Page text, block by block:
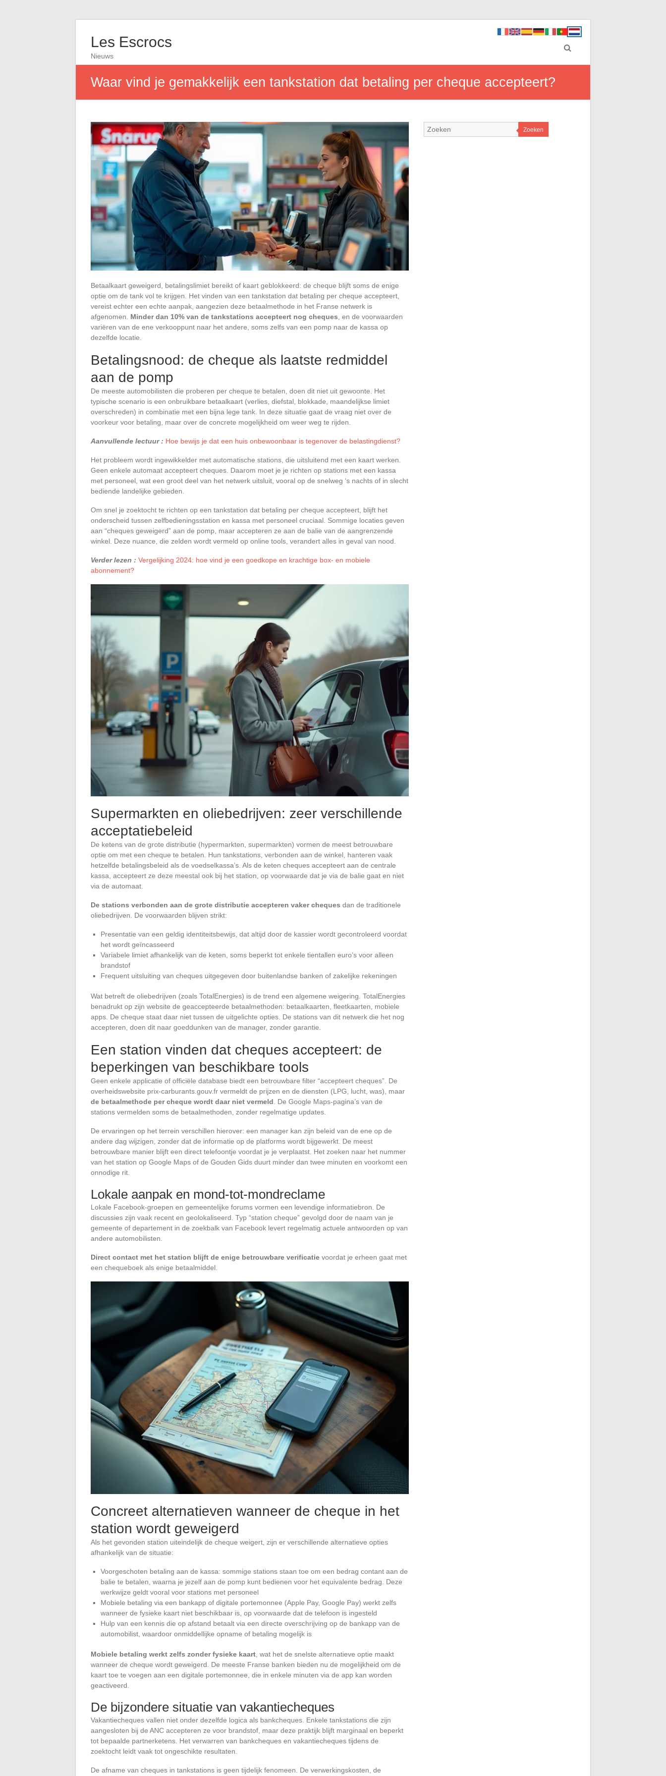
Les Escrocs
Nieuws
Waar vind je gemakkelijk een tankstation dat betaling per cheque accepteert?
Betaalkaart geweigerd, betalingslimiet bereikt of kaart geblokkeerd: de cheque blijft soms de enige
optie om de tank vol te krijgen. Het vinden van een tankstation dat betaling per cheque accepteert,
vereist echter een echte aanpak, aangezien deze betaalmethode in het Franse netwerk is
afgenomen. Minder dan 10% van de tankstations accepteert nog cheques , en de voorwaarden
variëren van de ene verkooppunt naar het andere, soms zelfs van een pomp naar de kassa op
dezelfde locatie.
Betalingsnood: de cheque als laatste redmiddel
aan de pomp
De meeste automobilisten die proberen per cheque te betalen, doen dit niet uit gewoonte. Het
typische scenario is een onbruikbare betaalkaart (verlies, diefstal, blokkade, maandelijkse limiet
overschreden) in combinatie met een bijna lege tank. In deze situatie gaat de vraag niet over de
voorkeur voor betaling, maar over de concrete mogelijkheid om weer weg te rijden.
Aanvullende lectuur : Hoe bewijs je dat een huis onbewoonbaar is tegenover de belastingdienst?
Het probleem wordt ingewikkelder met automatische stations, die uitsluitend met een kaart werken.
Geen enkele automaat accepteert cheques. Daarom moet je je richten op stations met een kassa
met personeel, wat een groot deel van het netwerk uitsluit, vooral op de snelweg ‘s nachts of in slecht
bediende landelijke gebieden.
Om snel je zoektocht te richten op een tankstation dat betaling per cheque accepteert, blijft het
onderscheid tussen zelfbedieningsstation en kassa met personeel cruciaal. Sommige locaties geven
aan “cheques geweigerd” aan de pomp, maar accepteren ze aan de balie van de aangrenzende
winkel. Deze nuance, die zelden wordt vermeld op online tools, verandert alles in geval van nood.
Verder lezen : Vergelijking 2024: hoe vind je een goedkope en krachtige box- en mobiele
abonnement?
Supermarkten en oliebedrijven: zeer verschillende
acceptatiebeleid
De ketens van de grote distributie (hypermarkten, supermarkten) vormen de meest betrouwbare
optie om met een cheque te betalen. Hun tankstations, verbonden aan de winkel, hanteren vaak
hetzelfde betalingsbeleid als de voedselkassa’s. Als de keten cheques accepteert aan de centrale
kassa, accepteert ze deze meestal ook bij het station, op voorwaarde dat je via de balie gaat en niet
via de automaat.
De stations verbonden aan de grote distributie accepteren vaker cheques dan de traditionele
oliebedrijven. De voorwaarden blijven strikt:
Presentatie van een geldig identiteitsbewijs, dat altijd door de kassier wordt gecontroleerd voordat
het wordt geïncasseerd
Variabele limiet afhankelijk van de keten, soms beperkt tot enkele tientallen euro’s voor alleen
brandstof
Frequent uitsluiting van cheques uitgegeven door buitenlandse banken of zakelijke rekeningen
Wat betreft de oliebedrijven (zoals TotalEnergies) is de trend een algemene weigering. TotalEnergies
benadrukt op zijn website de geaccepteerde betaalmethoden: betaalkaarten, fleetkaarten, mobiele
apps. De cheque staat daar niet tussen de uitgelichte opties. De stations van dit netwerk die het nog
accepteren, doen dit naar goeddunken van de manager, zonder garantie.
Een station vinden dat cheques accepteert: de
beperkingen van beschikbare tools
Geen enkele applicatie of officiële database biedt een betrouwbare filter “accepteert cheques”. De
overheidswebsite prix-carburants.gouv.fr vermeldt de prijzen en de diensten (LPG, lucht, was), maar
de betaalmethode per cheque wordt daar niet vermeld. De Google Maps-pagina’s van de
stations vermelden soms de betaalmethoden, zonder regelmatige updates.
De ervaringen op het terrein verschillen hierover: een manager kan zijn beleid van de ene op de
andere dag wijzigen, zonder dat de informatie op de platforms wordt bijgewerkt. De meest
betrouwbare manier blijft een direct telefoontje voordat je je verplaatst. Het zoeken naar het nummer
van het station op Google Maps of de Gouden Gids duurt minder dan twee minuten en voorkomt een
onnodige rit.
Lokale aanpak en mond-tot-mondreclame
Lokale Facebook-groepen en gemeentelijke forums vormen een levendige informatiebron. De
discussies zijn vaak recent en geolokaliseerd. Typ “station cheque” gevolgd door de naam van je
gemeente of departement in de zoekbalk van Facebook levert regelmatig actuele antwoorden op van
andere automobilisten.
Direct contact met het station blijft de enige betrouwbare verificatie voordat je erheen gaat met
een chequeboek als enige betaalmiddel.
Concreet alternatieven wanneer de cheque in het
station wordt geweigerd
Als het gevonden station uiteindelijk de cheque weigert, zijn er verschillende alternatieve opties
afhankelijk van de situatie:
Voorgeschoten betaling aan de kassa: sommige stations staan toe om een bedrag contant aan de
balie te betalen, waarna je jezelf aan de pomp kunt bedienen voor het equivalente bedrag. Deze
werkwijze geldt vooral voor stations met personeel
Mobiele betaling via een bankapp of digitale portemonnee (Apple Pay, Google Pay) werkt zelfs
wanneer de fysieke kaart niet beschikbaar is, op voorwaarde dat de telefoon is ingesteld
Hulp van een kennis die op afstand betaalt via een directe overschrijving op de bankapp van de
automobilist, waardoor onmiddellijke opname of betaling mogelijk is
Mobiele betaling werkt zelfs zonder fysieke kaart , wat het de snelste alternatieve optie maakt
wanneer de cheque wordt geweigerd. De meeste Franse banken bieden nu de mogelijkheid om de
kaart toe te voegen aan een digitale portemonnee, die in enkele minuten via de app kan worden
geactiveerd.
De bijzondere situatie van vakantiecheques
Vakantiecheques vallen niet onder dezelfde logica als bankcheques. Enkele tankstations die zijn
aangesloten bij de ANC accepteren ze voor brandstof, maar deze praktijk blijft marginaal en beperkt
tot bepaalde partnerketens. Het verwarren van bankcheques en vakantiecheques tijdens de
zoektocht leidt vaak tot ongeschikte resultaten.
De afname van cheques in tankstations is geen tijdelijk fenomeen. De verwerkingskosten, de
Zoeken